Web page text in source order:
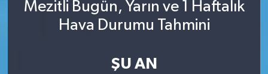
Mezitli Bugün, Yarın ve 1 Haftalık
Hava Durumu Tahmini
ŞU AN
Siyaset
Süper Lig Puan Durumu ve Fikstür
Son Dakika Haberleri